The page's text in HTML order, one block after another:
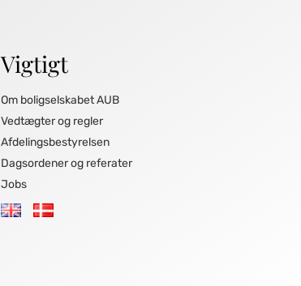
Vigtigt
Om boligselskabet AUB
Vedtægter og regler
Afdelingsbestyrelsen
Dagsordener og referater
Jobs